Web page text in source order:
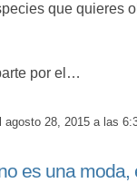
que quieres
por el…
agosto 28, 2015 a las
es una moda,